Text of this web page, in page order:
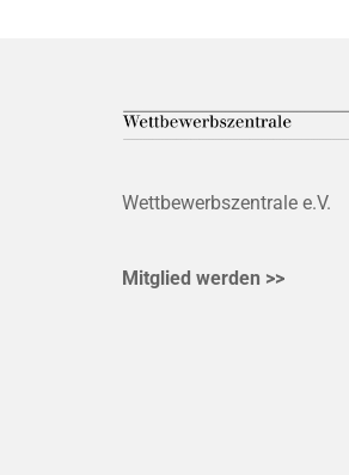
Wettbewerbszentrale e.V.
Mitglied werden >>